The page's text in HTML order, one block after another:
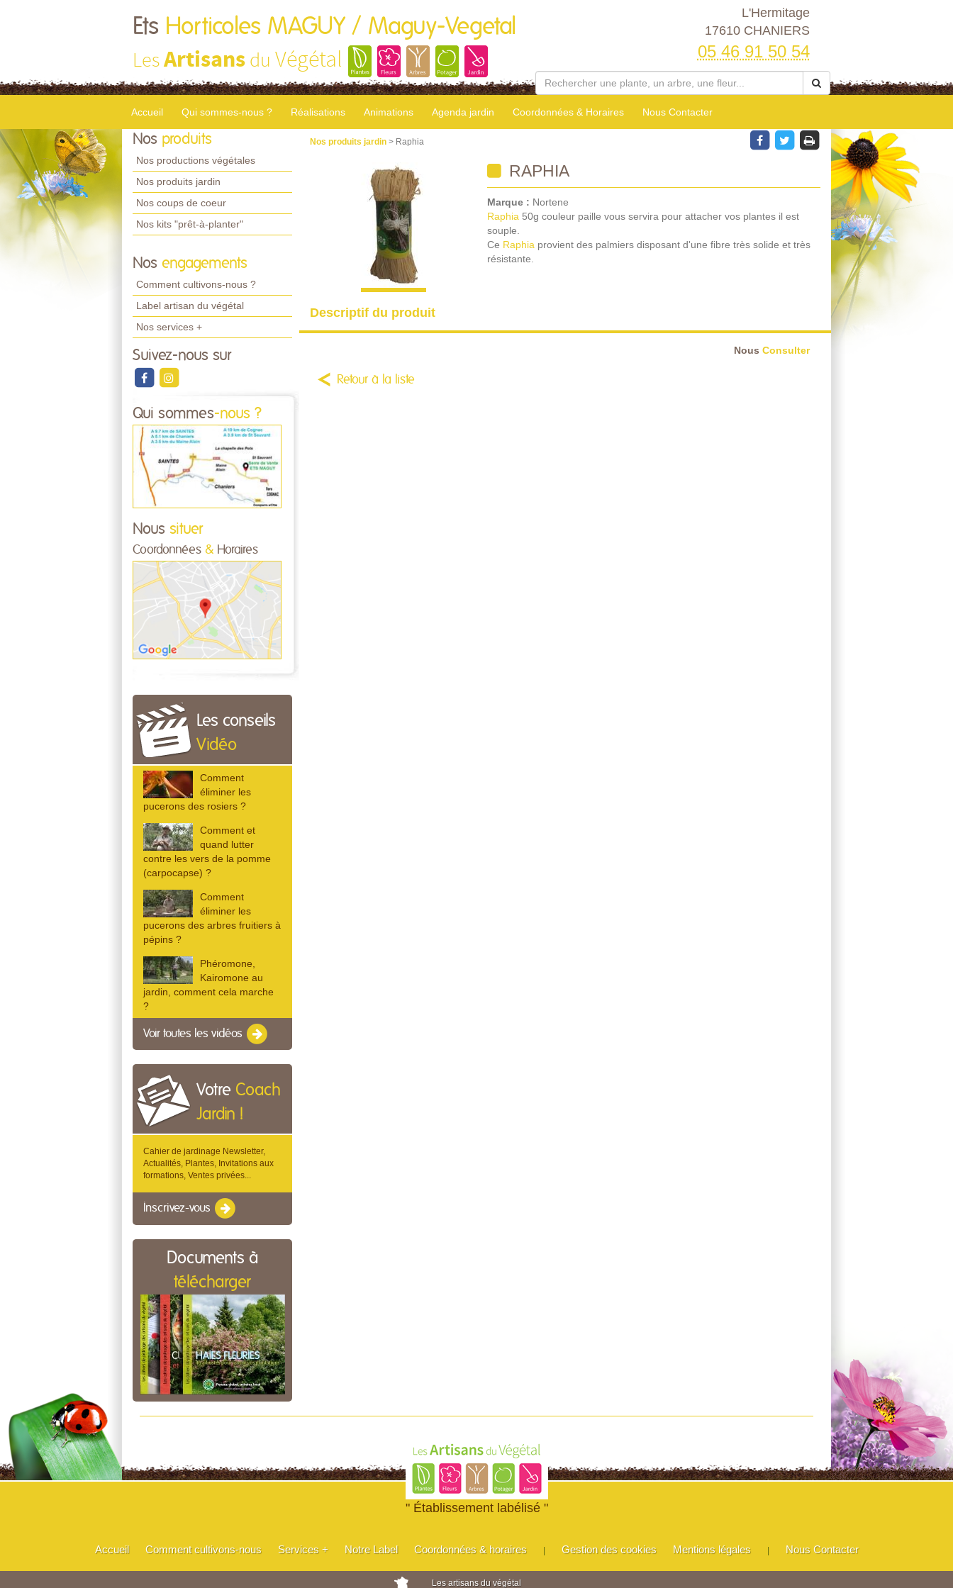
Ets Horticoles MAGUY / Maguy-Vegetal
LesArtisans du Végétal
L'Hermitage
17610 CHANIERS
05 46 91 50 54
Accueil Qui sommes-nous ? Réalisations Animations Agenda jardin Coordonnées & Horaires Nous Contacter
Nos produits
Nos productions végétales
Nos produits jardin
Nos coups de coeur
Nos kits "prêt-à-planter"
Nos engagements
Comment cultivons-nous ?
Label artisan du végétal
Nos services +
Suivez-nous sur
Qui sommes-nous ?
Nous situer
Coordonnées & Horaires
Les conseils
Vidéo
Comment
éliminer les
pucerons des rosiers ?
Comment et
quand lutter
contre les vers de la pomme
(carpocapse) ?
Comment
éliminer les
pucerons des arbres fruitiers à
pépins ?
Phéromone,
Kairomone au
jardin, comment cela marche
?
Voir toutes les vidéos
Votre Coach
Jardin !
Cahier de jardinage Newsletter,
Actualités, Plantes, Invitations aux
formations, Ventes privées...
Inscrivez-vous
Documents à
télécharger
Nos produits jardin > Raphia
RAPHIA
Marque : Nortene
Raphia 50g couleur paille vous servira pour attacher vos plantes il est
souple.
Ce Raphia provient des palmiers disposant d'une fibre très solide et très
résistante.
Descriptif du produit
Nous Consulter
Retour à la liste
" Établissement labélisé "
Accueil Comment cultivons-nous Services + Notre Label Coordonnées & horaires Gestion des cookies Mentions légales Nous Contacter
Les artisans du végétal